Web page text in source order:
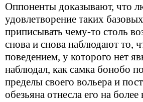
Оппоненты доказывают, что
удовлетворение таких
приписывать чему-то столь
снова и снова наблюдают то,
поведением, у которого нет
наблюдал, как самка бонобо
пределы своего вольера и
обезьяна отнесла его на